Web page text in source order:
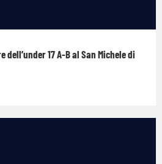
dell’under 17 A-B al San Michele di